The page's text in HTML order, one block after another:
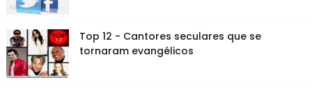
Top 12 - Cantores seculares que se
tornaram evangélicos